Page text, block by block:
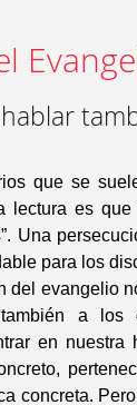
que se
lectura es que
Una
para los
del evangelio
a los
en nuestra
concreta.